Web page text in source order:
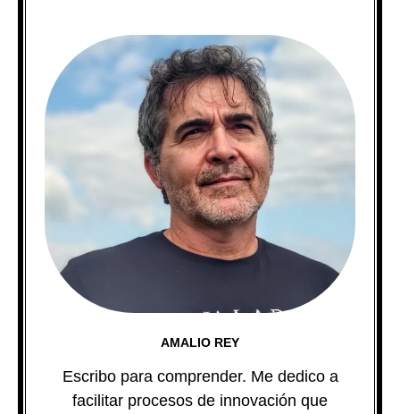
AMALIO REY
Escribo para comprender. Me dedico a
facilitar procesos de innovación que